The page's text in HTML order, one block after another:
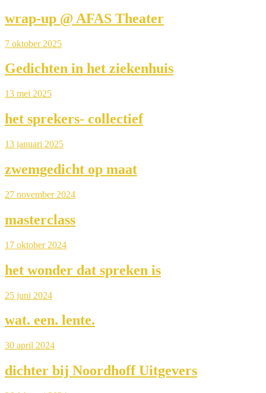
wrap-up @ AFAS Theater
7 oktober 2025
Gedichten in het ziekenhuis
13 mei 2025
het sprekers- collectief
13 januari 2025
zwemgedicht op maat
27 november 2024
masterclass
17 oktober 2024
het wonder dat spreken is
25 juni 2024
wat. een. lente.
30 april 2024
dichter bij Noordhoff Uitgevers